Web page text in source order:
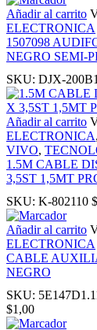
panel
Panel
Panel
oku
Panel
Añadir al carrito
ELECTRONICA
1507098
NEGRO SEMI-
SKU: DJX-
Añadir al carrito
ELECTRONICA,
VIVO,
1.5M CABLE
3,5ST 1,5MT
SKU: K-802110 $
Añadir al carrito
ELECTRONICA
CABLE
NEGRO
SKU:
$1,00